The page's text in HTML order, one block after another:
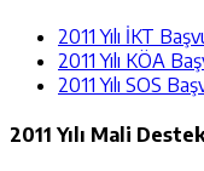
2011 Yılı İKT
2011 Yılı KÖA
2011 Yılı SOS
2011 Yılı Mali